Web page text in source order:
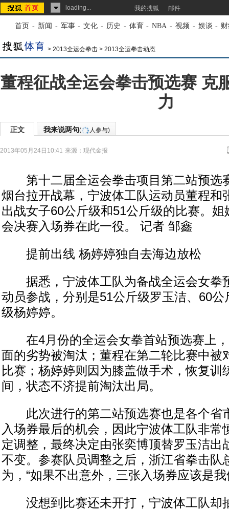
loading... 我的搜狐 邮件
首页 - 新闻 - 军事 - 文化 - 历史 - 体育 - NBA - 视频 - 娱谈 -
> 2013全运会拳击 > 2013全运拳击动态
董程征战全运会拳击预选赛 克
力
正文 我来说两句( 人参与)
2013年05月24日10:41 来源： 现代金报
第十二届全运会拳击项目第二站预选
烟台拉开战幕，宁波体工队运动员董程和
出战女子60公斤级和51公斤级的比赛。
会决赛入场券在此一役。 记者 邹鑫
提前出线 杨婷婷独自去海边放松
据悉，宁波体工队为备战全运会女拳
动员参战，分别是51公斤级罗玉洁、60公
级杨婷婷。
在4月份的全运会女拳首站预选赛上，
面的劣势被淘汰；董程在第二轮比赛中被
比赛；杨婷婷则因为膝盖做手术，恢复训
间，状态不济提前淘汰出局。
此次进行的第二站预选赛也是各个省
入场券最后的机会，因此宁波体工队非常
定调整，最终决定由张奕博顶替罗玉洁出
不变。参赛队员调整之后，浙江省拳击队
为，“如果不出意外，三张入场券应该是我
没想到比赛还未开打，宁波体工队却